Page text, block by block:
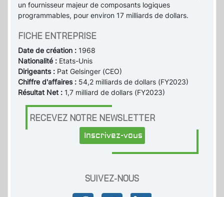
un fournisseur majeur de composants logiques
programmables, pour environ 17 milliards de dollars.
FICHE ENTREPRISE
Date de création : 1968
Nationalité : Etats-Unis
Dirigeants : Pat Gelsinger (CEO)
Chiffre d'affaires : 54,2 milliards de dollars (FY2023)
Résultat Net : 1,7 milliard de dollars (FY2023)
RECEVEZ NOTRE NEWSLETTER
Inscrivez-vous
SUIVEZ-NOUS